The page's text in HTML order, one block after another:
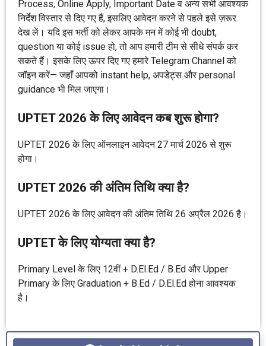
Process, Online Apply, Important Date व अन्य सभी आवश्यक
निर्देश विस्तार से दिए गए हैं, इसलिए आवेदन करने से पहले इसे ज़रूर
देख लें। यदि इस भर्ती को लेकर आपके मन में कोई भी doubt,
question या कोई issue हो, तो आप हमारी टीम से सीधे संपर्क कर
सकते हैं। इसके लिए ऊपर दिए गए हमारे Telegram Channel को
जॉइन करें— जहाँ आपको instant help, अपडेट्स और personal
guidance भी मिल जाएगा।
UPTET 2026 के लिए आवेदन कब शुरू होगा?
UPTET 2026 के लिए ऑनलाइन आवेदन 27 मार्च 2026 से शुरू
होगा।
UPTET 2026 की अंतिम तिथि क्या है?
UPTET 2026 के लिए आवेदन की अंतिम तिथि 26 अप्रैल 2026 है।
UPTET के लिए योग्यता क्या है?
Primary Level के लिए 12वीं + D.El.Ed / B.Ed और Upper
Primary के लिए Graduation + B.Ed / D.El.Ed होना आवश्यक
है।